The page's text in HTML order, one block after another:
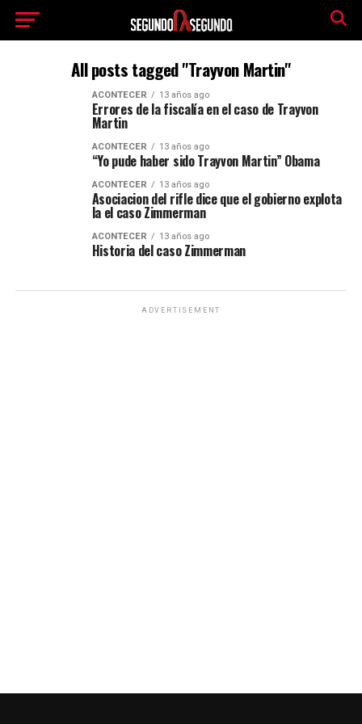
All posts tagged "Trayvon Martin"
ACONTECER 13 años ago
Errores de la fiscalía en el caso de Trayvon
Martin
ACONTECER 13 años ago
“Yo pude haber sido Trayvon Martin” Obama
ACONTECER 13 años ago
Asociacion del rifle dice que el gobierno explota
la el caso Zimmerman
ACONTECER 13 años ago
Historia del caso Zimmerman
ADVERTISEMENT